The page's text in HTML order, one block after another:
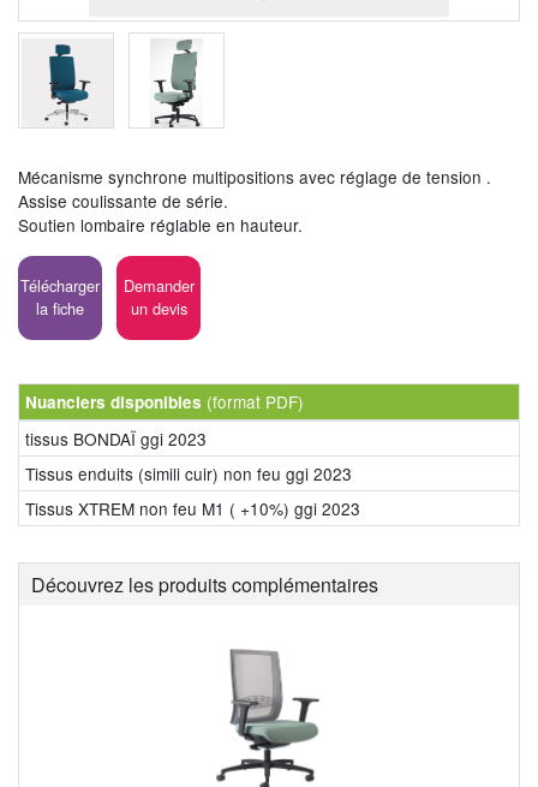
Mécanisme synchrone multipositions avec réglage de tension .
Assise coulissante de série.
Soutien lombaire réglable en hauteur.
Télécharger
la fiche
Demander
un devis
Nuanciers disponibles (format PDF)
tissus BONDAÏ ggi 2023
Tissus enduits (simili cuir) non feu ggi 2023
Tissus XTREM non feu M1 ( +10%) ggi 2023
Découvrez les produits complémentaires